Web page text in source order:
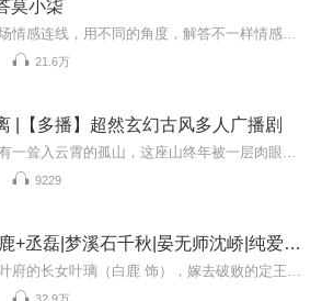
莫小柒
21.6万
|【多播】超然玄幻古风多人广播剧
9229
莫离|白鹿+丞磊|梦溪石千秋|晏无师沈峤|纯爱无敌